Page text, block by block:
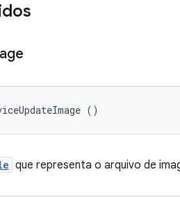
()
que representa o arquivo de